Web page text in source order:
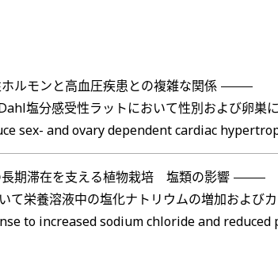
ルモンと高血圧疾患との複雑な関係
塩分感受性ラットにおいて性別および卵巣
sex- and ovary dependent cardiac
期滞在を支える植物栽培 塩類の影響
て栄養溶液中の塩化ナトリウムの増加および
to increased sodium chloride and